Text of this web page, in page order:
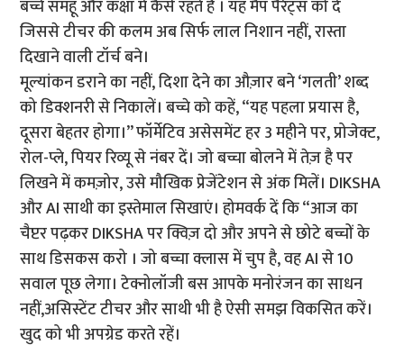
बच्चे समहू और कक्षा में कैसे रहते हैं । यह मैप पैरेंट्स को दें
जिससे टीचर की कलम अब सिर्फ लाल निशान नहीं, रास्ता
दिखाने वाली टॉर्च बने।
मूल्यांकन डराने का नहीं, दिशा देने का औज़ार बने ‘गलती’ शब्द
को डिक्शनरी से निकालें। बच्चे को कहें, “यह पहला प्रयास है,
दूसरा बेहतर होगा।” फॉर्मेटिव असेसमेंट हर 3 महीने पर, प्रोजेक्ट,
रोल-प्ले, पियर रिव्यू से नंबर दें। जो बच्चा बोलने में तेज़ है पर
लिखने में कमज़ोर, उसे मौखिक प्रेजेंटेशन से अंक मिलें। DIKSHA
और AI साथी का इस्तेमाल सिखाएं। होमवर्क दें कि “आज का
चैप्टर पढ़कर DIKSHA पर क्विज़ दो और अपने से छोटे बच्चों के
साथ डिसकस करो । जो बच्चा क्लास में चुप है, वह AI से 10
सवाल पूछ लेगा। टेक्नोलॉजी बस आपके मनोरंजन का साधन
नहीं,असिस्टेंट टीचर और साथी भी है ऐसी समझ विकसित करें।
खुद को भी अपग्रेड करते रहें।